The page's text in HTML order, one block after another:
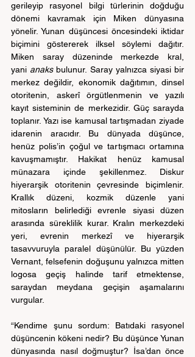
gerileyip rasyonel bilgi türlerinin doğduğu
dönemi kavramak için Miken dünyasına
yönelir. Yunan düşüncesi öncesindeki iktidar
biçimini göstererek ilksel söylemi dağıtır.
Miken saray düzeninde merkezde kral,
yani anaks bulunur. Saray yalnızca siyasi bir
merkez değildir, ekonomik dağıtımın, dinsel
otoritenin, askerî örgütlenmenin ve yazılı
kayıt sisteminin de merkezidir. Güç sarayda
toplanır. Yazı ise kamusal tartışmadan ziyade
idarenin aracıdır. Bu dünyada düşünce,
henüz polis’in çoğul ve tartışmacı ortamına
kavuşmamıştır. Hakikat henüz kamusal
münazara içinde şekillenmez. Diskur
hiyerarşik otoritenin çevresinde biçimlenir.
Krallık düzeni, kozmik düzenle yani
mitosların belirlediği evrenle siyasi düzen
arasında süreklilik kurar. Kralın merkezdeki
yeri, evrenin merkezî ve hiyerarşik
tasavvuruyla paralel düşünülür. Bu yüzden
Vernant, felsefenin doğuşunu yalnızca mitten
logosa geçiş halinde tarif etmektense,
saraydan meydana geçişin aşamalarını
vurgular.
“Kendime şunu sordum: Batıdaki rasyonel
düşüncenin kökeni nedir? Bu düşünce Yunan
dünyasında nasıl doğmuştur? İsa’dan önce